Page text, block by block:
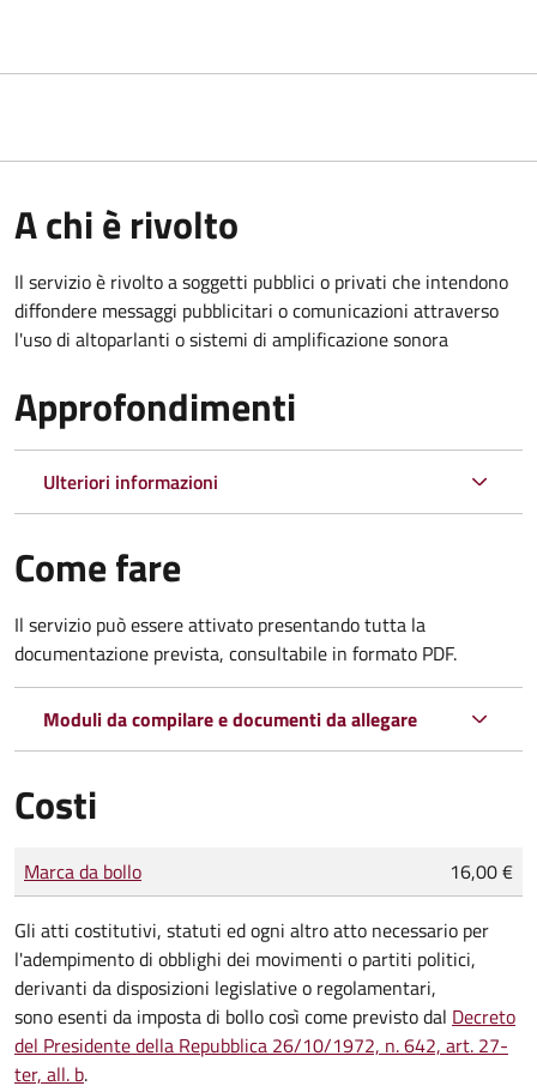
A chi è rivolto
Il servizio è rivolto a soggetti pubblici o privati che intendono
diffondere messaggi pubblicitari o comunicazioni attraverso
l'uso di altoparlanti o sistemi di amplificazione sonora
Approfondimenti
Ulteriori informazioni
Come fare
Il servizio può essere attivato presentando tutta la
documentazione prevista, consultabile in formato PDF.
Moduli da compilare e documenti da allegare
Costi
Tipo di pagamento
Importo
Marca da bollo 16,00 €
Gli atti costitutivi, statuti ed ogni altro atto necessario per
l'adempimento di obblighi dei movimenti o partiti politici,
derivanti da disposizioni legislative o regolamentari,
sonoesenti da imposta di bollocosì come previsto dal Decreto
del Presidente della Repubblica 26/10/1972, n. 642, art. 27-
ter, all. b.